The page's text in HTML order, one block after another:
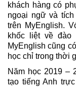
khách hàng có
ngoại ngữ và
trên MyEnglish.
khốc liệt về
MyEnglish cũng
học chỉ trong thời
Năm học 2019 –
tạo tiếng Anh